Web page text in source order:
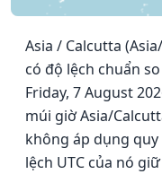
Asia / Calcutta
có độ lệch chuẩn
Friday, 7 August
múi giờ Asia/
không áp dụng
lệch UTC của nó